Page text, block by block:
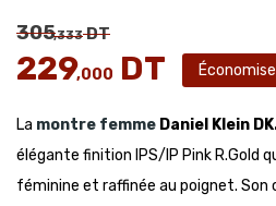
305,333DT
229,000 DT
La montre femme Daniel Klein
élégante finition IPS/IP Pink R.Gold
féminine et raffinée au poignet. Son